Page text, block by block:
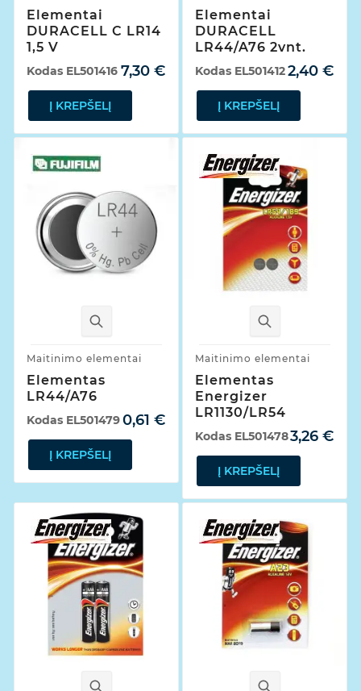
Elementai
DURACELL C LR14
1,5 V
7,30 €
Kodas EL501416
Į KREPŠELĮ
Elementai
DURACELL
LR44/A76 2vnt.
2,40 €
Kodas EL501412
Į KREPŠELĮ
Maitinimo elementai
Elementas
LR44/A76
0,61 €
Kodas EL501479
Į KREPŠELĮ
Maitinimo elementai
Elementas
Energizer
LR1130/LR54
3,26 €
Kodas EL501478
Į KREPŠELĮ